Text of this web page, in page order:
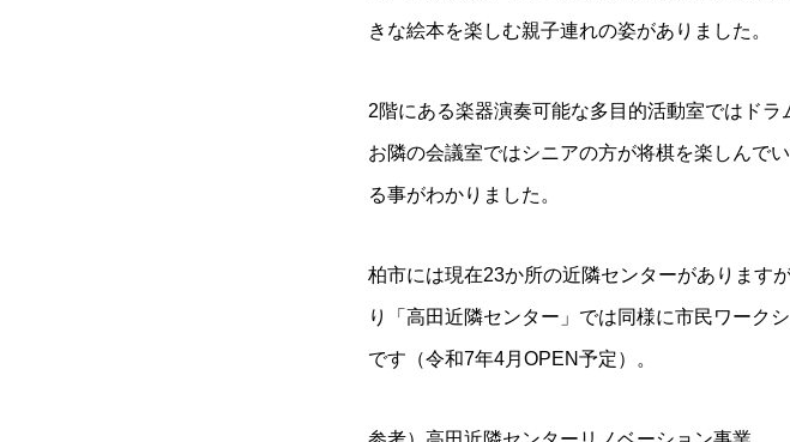
きな絵本を楽しむ親子連れの姿がありました。
2階にある楽器演奏可能な多目的活動室ではド
お隣の会議室ではシニアの方が将棋を楽しんで
る事がわかりました。
柏市には現在23か所の近隣センターがあります
り「高田近隣センター」では同様に市民ワーク
です（令和7年4月OPEN予定）。